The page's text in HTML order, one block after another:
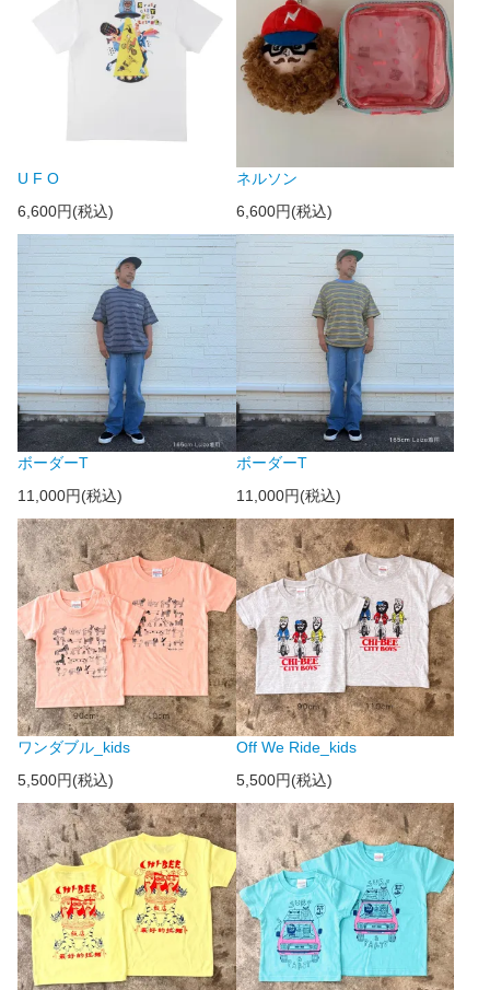
U F O
6,600円(税込)
ネルソン
6,600円(税込)
ボーダーT
11,000円(税込)
ボーダーT
11,000円(税込)
ワンダブル_kids
5,500円(税込)
Off We Ride_kids
5,500円(税込)